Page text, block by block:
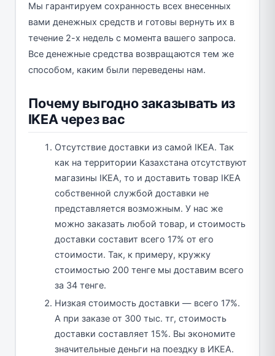
Мы гарантируем сохранность всех внесенных
вами денежных средств и готовы вернуть их в
течение 2-х недель с момента вашего запроса.
Все денежные средства возвращаются тем же
способом, каким были переведены нам.
Почему выгодно заказывать из
IKEA через вас
Отсутствие доставки из самой IKEA. Так
как на территории Казахстана отсутствуют
магазины IKEA, то и доставить товар IKEA
собственной службой доставки не
представляется возможным. У нас же
можно заказать любой товар, и стоимость
доставки составит всего 17% от его
стоимости. Так, к примеру, кружку
стоимостью 200 тенге мы доставим всего
за 34 тенге.
Низкая стоимость доставки — всего 17%.
А при заказе от 300 тыс. тг, стоимость
доставки составляет 15%. Вы экономите
значительные деньги на поездку в ИКЕА.